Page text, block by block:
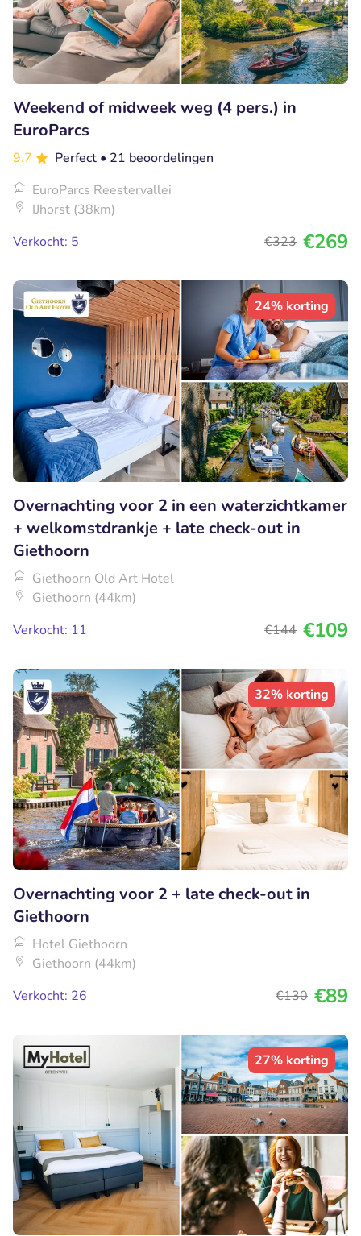
Weekend of midweek weg (4 pers.) in
EuroParcs
9.7 Perfect • 21 beoordelingen
EuroParcs Reestervallei
IJhorst (38km)
Verkocht: 5
€323 €269
24% korting
Overnachting voor 2 in een waterzichtkamer
+ welkomstdrankje + late check-out in
Giethoorn
Giethoorn Old Art Hotel
Giethoorn (44km)
Verkocht: 11
€144 €109
32% korting
Overnachting voor 2 + late check-out in
Giethoorn
Hotel Giethoorn
Giethoorn (44km)
Verkocht: 26
€130 €89
27% korting